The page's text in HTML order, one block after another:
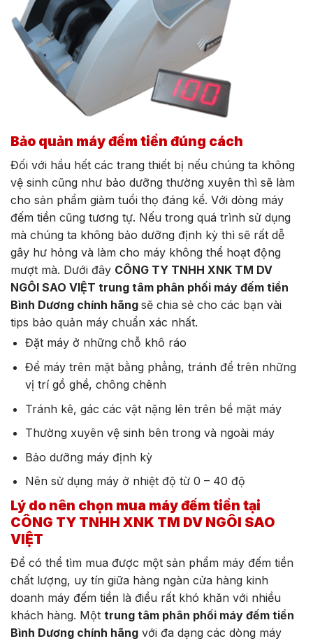
Bảo quản máy đếm tiền đúng cách
Đối với hầu hết các trang thiết bị nếu chúng ta không
vệ sinh cũng như bảo dưỡng thường xuyên thì sẽ làm
cho sản phẩm giảm tuổi thọ đáng kể. Với dòng máy
đếm tiền cũng tương tự. Nếu trong quá trình sử dụng
mà chúng ta không bảo dưỡng định kỳ thì sẽ rất dễ
gây hư hỏng và làm cho máy không thể hoạt động
mượt mà. Dưới đây CÔNG TY TNHH XNK TM DV
NGÔI SAO VIỆT trung tâm phân phối máy đếm tiền
Bình Dương chính hãng sẽ chia sẻ cho các bạn vài
tips bảo quản máy chuẩn xác nhất.
Đặt máy ở những chỗ khô ráo
Để máy trên mặt bằng phẳng, tránh để trên những
vị trí gồ ghề, chông chênh
Tránh kê, gác các vật nặng lên trên bề mặt máy
Thường xuyên vệ sinh bên trong và ngoài máy
Bảo dưỡng máy định kỳ
Nên sử dụng máy ở nhiệt độ từ 0 – 40 độ
Lý do nên chọn mua máy đếm tiền tại
CÔNG TY TNHH XNK TM DV NGÔI SAO
VIỆT
Để có thể tìm mua được một sản phẩm máy đếm tiền
chất lượng, uy tín giữa hàng ngàn cửa hàng kinh
doanh máy đếm tiền là điều rất khó khăn với nhiều
khách hàng. Một trung tâm phân phối máy đếm tiền
Bình Dương chính hãng với đa dạng các dòng máy